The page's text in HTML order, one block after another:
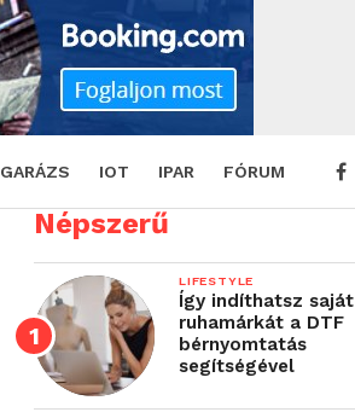
GARÁZS IOT IPAR FÓRUM
Népszerű
LIFESTYLE
Így indíthatsz saját
ruhamárkát a DTF
bérnyomtatás
segítségével